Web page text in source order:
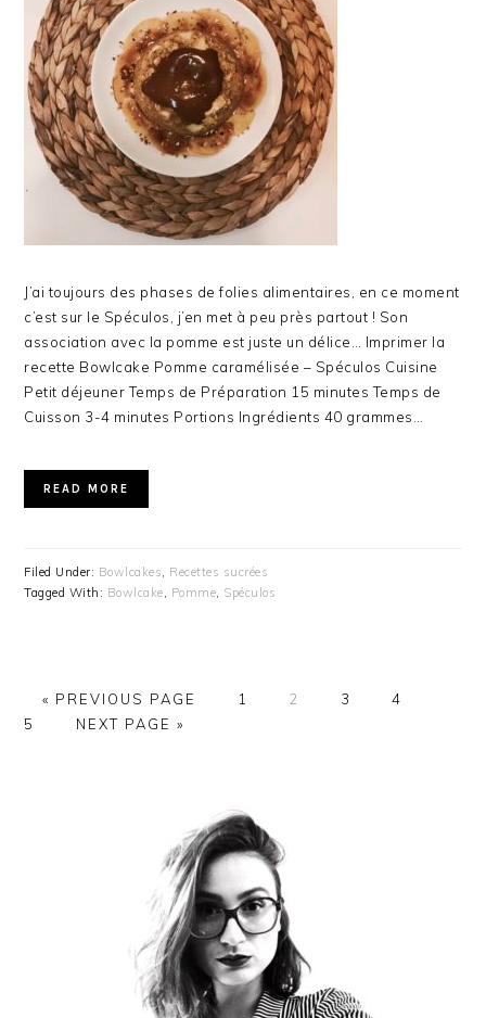
J’ai toujours des phases de folies alimentaires, en ce moment
c’est sur le Spéculos, j’en met à peu près partout ! Son
association avec la pomme est juste un délice… Imprimer la
recette Bowlcake Pomme caramélisée – Spéculos Cuisine
Petit déjeuner Temps de Préparation 15 minutes Temps de
Cuisson 3-4 minutes Portions Ingrédients 40 grammes…
READ MORE
Filed Under: Bowlcakes, Recettes sucrées
Tagged With: Bowlcake, Pomme, Spéculos
« PREVIOUS PAGE PAGE
1 PAGE
2 PAGE
3 PAGE
4
5
NEXT PAGE »